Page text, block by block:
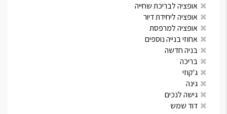
אופציה לבריכת שחייה
אופציה ליחידת דיור
אופציה למרפסת
אחוזי בנייה נוספים
בניה חדשה
בריכה
ג'קוזי
גינה
גישה לנכים
דוד שמש